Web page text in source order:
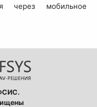
через мобильное